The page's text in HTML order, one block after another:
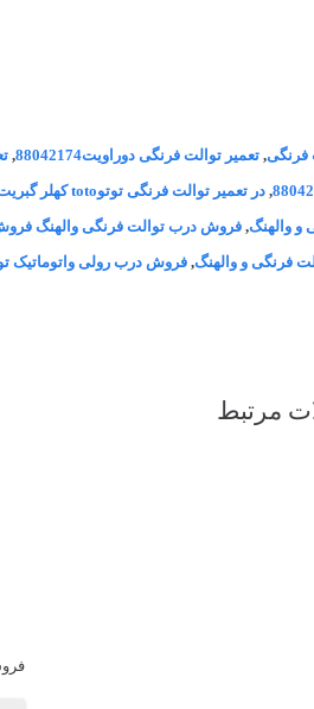
فرنگی, تعمیر توالت فرنگی دوراویت88042174 ,
,در تعمیر توالت فرنگی توتوtoto کهلر گبریت دوراویت توتی ویترا ایده ال استاندارد کی دبلیو سی توتو توتی امریکن استاندارد جمی ریلکس گروهه تعمیر توالت فرنگی توتو با ضمانت
و والهنگ, فروش درب توالت فرنگی والهنگ
فرنگی و والهنگ,فروش درب رولی واتوماتیک توالت
مرتبط